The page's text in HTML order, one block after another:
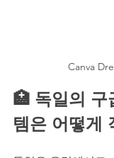
Canva
🏥 독일의 구
템은 어떻게